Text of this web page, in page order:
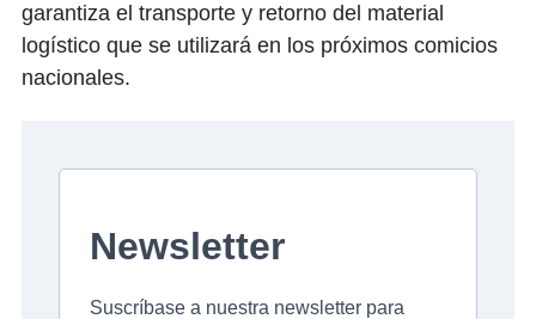
garantiza el transporte y retorno del material
logístico que se utilizará en los próximos comicios
nacionales.